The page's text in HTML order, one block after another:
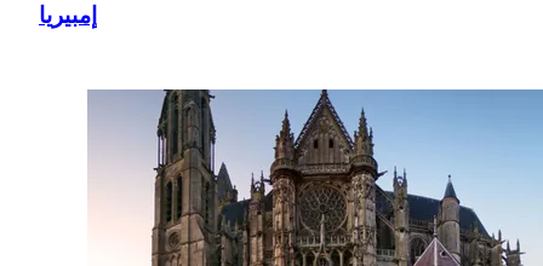
إمبيريا